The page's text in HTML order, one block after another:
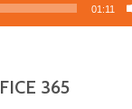
01:11
365